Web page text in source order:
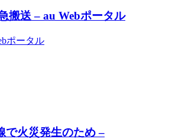
搬送 – au Webポータル
ポータル
火災発生のため –